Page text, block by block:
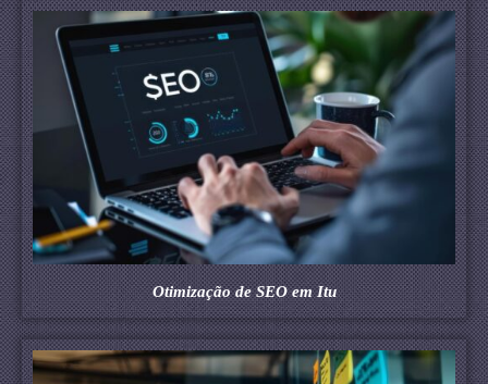
Otimização de SEO em Itu